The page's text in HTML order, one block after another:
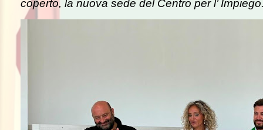
coperto, la nuova sede del Centro per l’